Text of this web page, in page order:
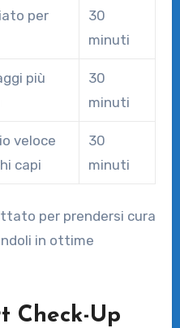
per
30
minuti
più
30
minuti
veloce
capi
30
minuti
per prendersi cura
in ottime
Check-Up